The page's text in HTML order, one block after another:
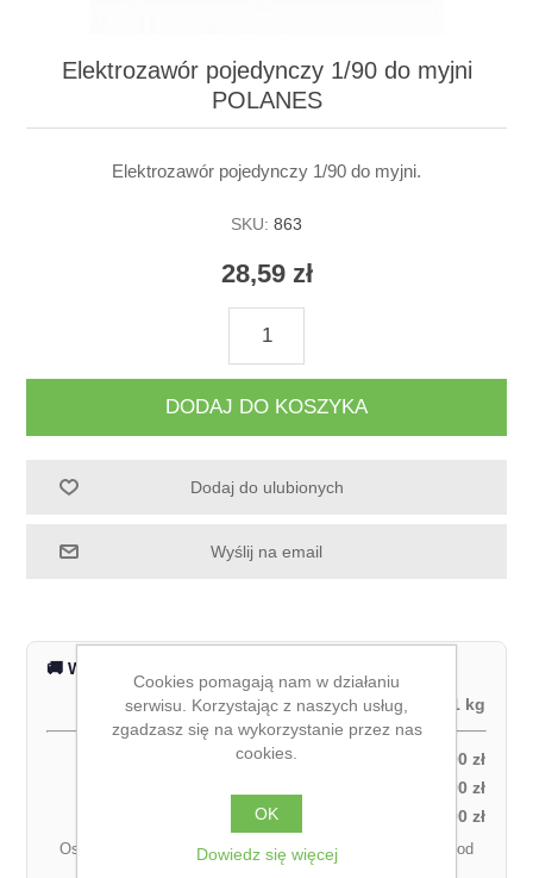
Elektrozawór pojedynczy 1/90 do myjni
POLANES
Elektrozawór pojedynczy 1/90 do myjni.
SKU: 863
28,59 zł
DODAJ DO KOSZYKA
Dodaj do ulubionych
Wyślij na email
🚚 Wysyłka na terenie całej Polski
Waga produktu:
1 kg
Odbiór własny:
0,00 zł
27,00 zł
Kurier DPD – przedpłata (1 paczka):
21,00 zł
Ostateczny koszt dostawy może się różnić w zależności od
łącznej wagi zamówienia.
Cookies pomagają nam w działaniu
serwisu. Korzystając z naszych usług,
zgadzasz się na wykorzystanie przez nas
cookies.
OK
Dowiedz się więcej